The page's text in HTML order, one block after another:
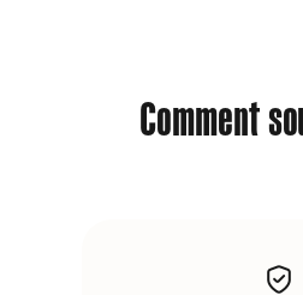
Comment